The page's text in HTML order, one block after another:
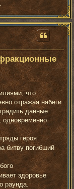
что
отражая набеги
данные
одновременно
героя
битву погибший
здоровье
раунда.